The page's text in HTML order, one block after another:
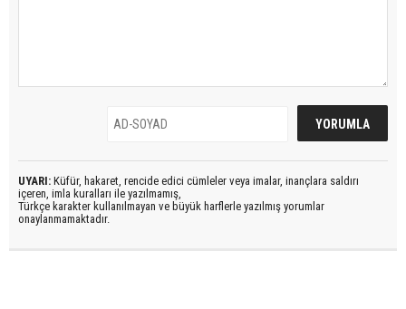
UYARI: Küfür, hakaret, rencide edici cümleler veya imalar, inançlara saldırı
içeren, imla kuralları ile yazılmamış,
Türkçe karakter kullanılmayan ve büyük harflerle yazılmış yorumlar
onaylanmamaktadır.